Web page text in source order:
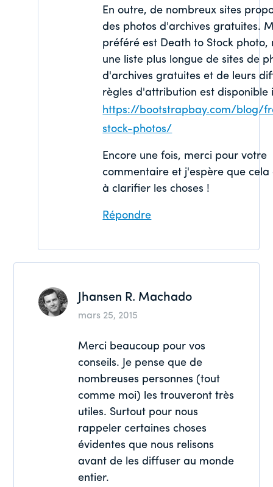
En outre, de nombreux sites
des photos d'archives gratuites.
préféré est Death to Stock photo,
une liste plus longue de sites de
d'archives gratuites et de leurs
règles d'attribution est disponible
https://bootstrapbay.com/blog/
stock-photos/
Encore une fois, merci pour votre
commentaire et j'espère que
à clarifier les choses !
Répondre
Jhansen R. Machado
mars 25, 2015
Merci beaucoup pour vos
conseils. Je pense que de
nombreuses personnes (tout
comme moi) les trouveront très
utiles. Surtout pour nous
rappeler certaines choses
évidentes que nous relisons
avant de les diffuser au monde
entier.